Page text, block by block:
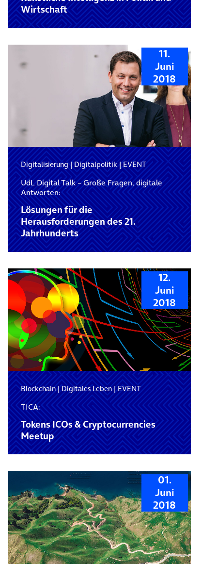
Wirtschaft
11.
Juni
2018
Digitalisierung|Digitalpolitik|EVENT
UdL Digital Talk – Große Fragen, digitale
Antworten:
Lösungen für die
Herausforderungen des 21.
Jahrhunderts
12.
Juni
2018
Blockchain|Digitales Leben|EVENT
TICA:
Tokens ICOs & Cryptocurrencies
Meetup
01.
Juni
2018